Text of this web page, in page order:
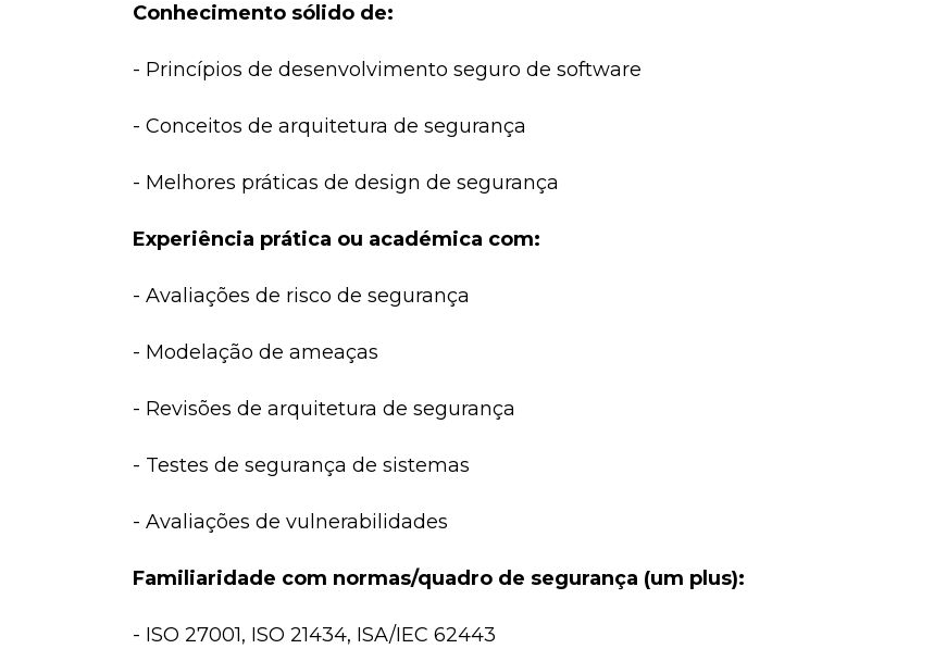
Conhecimento sólido de:
- Princípios de desenvolvimento seguro de software
- Conceitos de arquitetura de segurança
- Melhores práticas de design de segurança
Experiência prática ou académica com:
- Avaliações de risco de segurança
- Modelação de ameaças
- Revisões de arquitetura de segurança
- Testes de segurança de sistemas
- Avaliações de vulnerabilidades
Familiaridade com normas/quadro de segurança (um plus):
- ISO 27001, ISO 21434, ISA/IEC 62443